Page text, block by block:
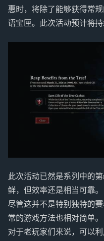
惠时，将除了能够获得常
语宝匣。此次活动预计将持
此次活动已然是系列中的
鲜，但效率还是相当可靠。
尽管这并不是特别独特的
常的游戏方法也相对简单。
对于老玩家们来说，可以